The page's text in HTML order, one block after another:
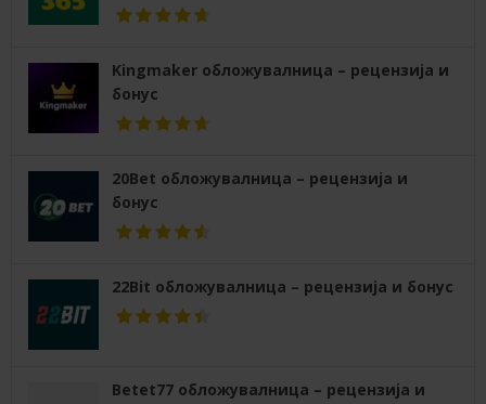
Kingmaker обложувалница – рецензија и
бонус
20Bet обложувалница – рецензија и
бонус
22Bit обложувалница – рецензија и бонус
Betet77 обложувалница – рецензија и